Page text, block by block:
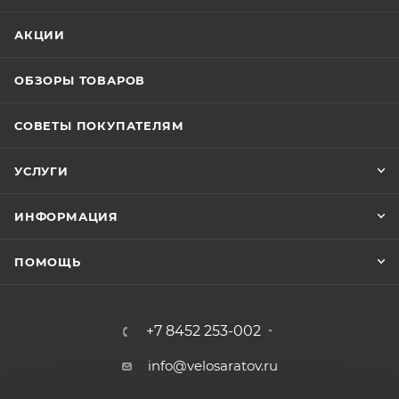
АКЦИИ
ОБЗОРЫ ТОВАРОВ
СОВЕТЫ ПОКУПАТЕЛЯМ
УСЛУГИ
ИНФОРМАЦИЯ
ПОМОЩЬ
+7 8452 253-002
info@velosaratov.ru